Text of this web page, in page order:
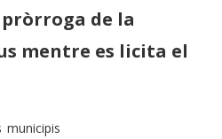
de la
mentre es licita el
municipis